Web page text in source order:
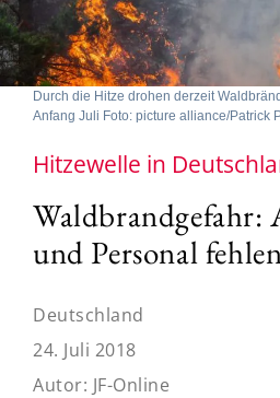
Durch die Hitze drohen derzeit
Anfang Juli Foto: picture alliance/Patrick
Hitzewelle in
Waldbrandgefahr:
und Personal
Deutschland
24. Juli 2018
Autor: JF-Online